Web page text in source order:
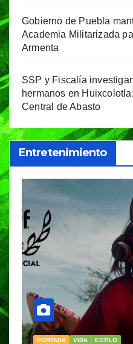
Gobierno de Puebla
Academia Militarizada
Armenta
SSP y Fiscalía
hermanos en
Central de Abasto
Entretenimiento
PORTADA VIDA │ ESTILO